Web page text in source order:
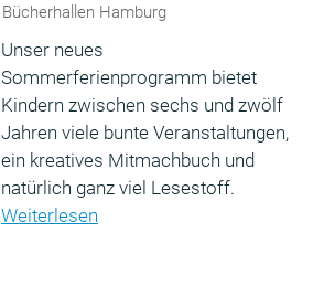
Bücherhallen Hamburg
Unser neues
Sommerferienprogramm bietet
Kindern zwischen sechs und zwölf
Jahren viele bunte Veranstaltungen,
ein kreatives Mitmachbuch und
natürlich ganz viel Lesestoff.
Weiterlesen